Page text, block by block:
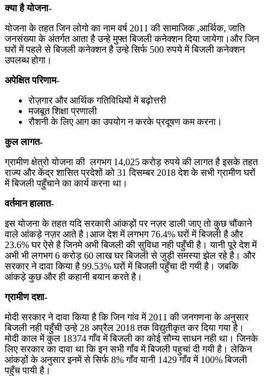
क्या है योजना-
योजना के तहत जिन लोगो का नाम वर्ष 2011 की सामाजिक ,आर्थिक, जाति
जनसंख्या के अंतर्गत आता है उन्हे मुफ्त बिजली कनेक्शन दिया जायेगा।और जिन
घरों में पहले से बिजली कनेक्शन है उन्हे सिर्फ 500 रुपये में बिजली कनेक्शन
उपलब्ध होगा।
अपेक्षित परिणाम-
रोज़गार और आर्थिक गतिविधियों में बढ़ोत्तरी
मजबूत शिक्षा प्रणाली
रौशनी के लिए आग का उपयोग न करके प्रदूषण कम करना।
कुल लागत-
ग्रामीण क्षेत्रो योजना की लगभग 14,025 करोड़ रुपये की लागत है इसके तहत
राज्य और केंद्र शासित प्रदेशों को 31 दिसम्बर 2018 देश के सभी ग्रामीण घरों
में बिजली पहुँचाने का कार्य करना था।
वर्तमान हालात-
इस योजना के तहत यदि सरकारी आंकड़ों पर नज़र डाली जाए तो कुछ चौंकाने
वाले आंकड़े नज़र आते है।आज देश में लगभग 76.4% घरों में बिजली है और
23.6% घर ऐसे है जिनमे अभी बिजली की सुविधा नही पहुँची है। यानी पूरे देश में
अभी भी लगभग 6 करोड़ 60 लाख घर बिजली से जुड़ी समस्या झेल रहे है। और
सरकार ने दावा किया है 99.53% घरों में बिजली पहुँचा दी गयी है। जबकि
आंकड़े कुछ और ही कहानी बयान करते है।
ग्रामीण दशा-
मोदी सरकार ने दावा किया है कि जिन गांव में 2011 की जनगणना के अनुसार
बिजली नही पहुँची उन्हे 28 अप्रैल 2018 तक विद्युतीकृत कर दिया गया है।
मोदी काल में कुल 18374 गाँव में बिजली का कोई सौम्य साधन नही था। जिनके
लिए सरकार का दावा था कि इन सभी गाँव में बिजली पहुचां दी गयी है। लेकिन
आंकड़ों के अनुसार इनमें से सिर्फ 8% गाँव यानी 1429 गाँव में 100% बिजली
पहुँच पायी है।